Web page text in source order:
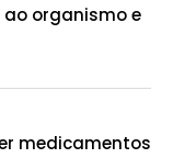
organismo e
medicamentos